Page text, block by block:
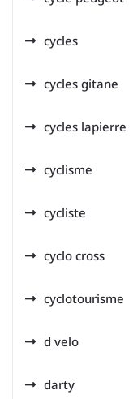
cycles
cycles gitane
cycles lapierre
cyclisme
cycliste
cyclo cross
cyclotourisme
d velo
darty